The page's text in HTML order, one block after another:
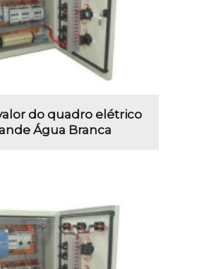
do quadro elétrico
Água Branca